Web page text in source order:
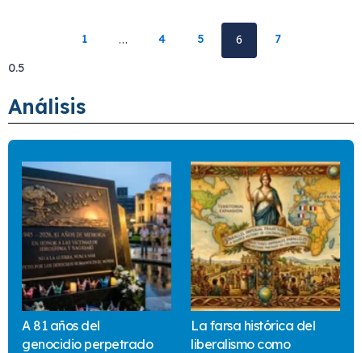
1 … 4 5 6 7
Análisis
A 81 años del
genocidio perpetrado
La farsa histórica del
liberalismo como